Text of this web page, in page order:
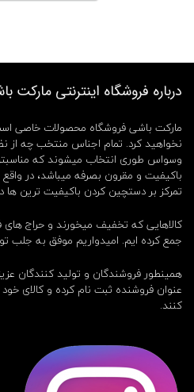
درباره فروشگاه اینترنتی مارکت
مارکت باشی فروشگاه محصولات خاصی
نخواهید کرد. تمام اجناس منتخب چه از
وسواس طوری انتخاب میشوند که
باکیفیت و مقرون بصرفه میباشد، در
تمرکز بر دستچین کردن باکیفیت ترین ها
کالاهایی که تخفیف میخورند و حراج های
جمع کرده ایم. امیدواریم موفق به جلب
همینطور فروشندگان و تولید کنندگان
عنوان فروشنده ثبت نام کرده و کالای
کنند.